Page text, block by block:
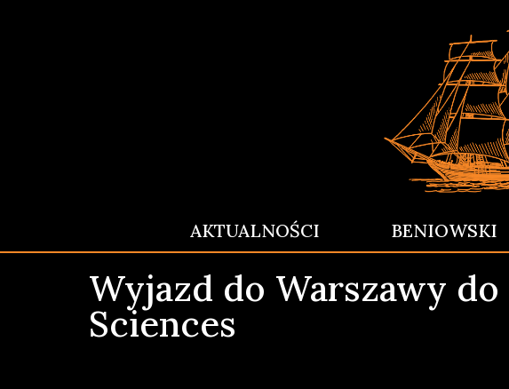
AKTUALNOŚCI BENIOWSKI
Wyjazd do Warszawy
Sciences